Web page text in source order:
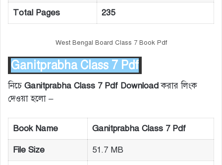
Total Pages 235
West Bengal Board Class 7 Book Pdf
Ganitprabha Class 7 Pdf
নিচে Ganitprabha Class 7 Pdf Downloadকরার লিংক
দেওয়া হলো –
Book Name Ganitprabha Class 7 Pdf
File Size 51.7 MB